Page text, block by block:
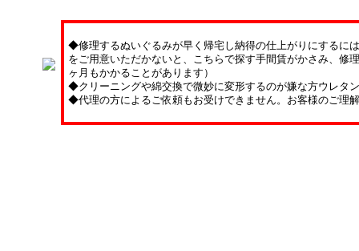
◆修理するぬいぐるみが早く帰宅し納得の仕上がりにするに
をご用意いただかないと、こちらで探す手間賃がかさみ、修
ヶ月もかかることがあります）
◆クリーニングや綿交換で微妙に変形するのが嫌な方ウレタ
◆代理の方によるご依頼もお受けできません。お客様のご理